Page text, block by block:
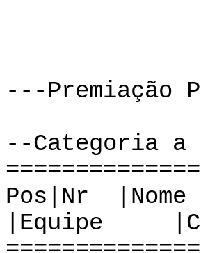
---Premiação
--Categoria a -
|Equipe